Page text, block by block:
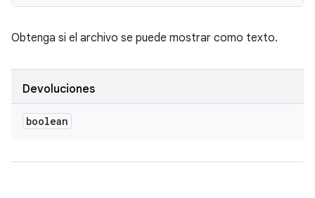
Obtenga si el archivo se puede mostrar como texto.
Devoluciones
boolean